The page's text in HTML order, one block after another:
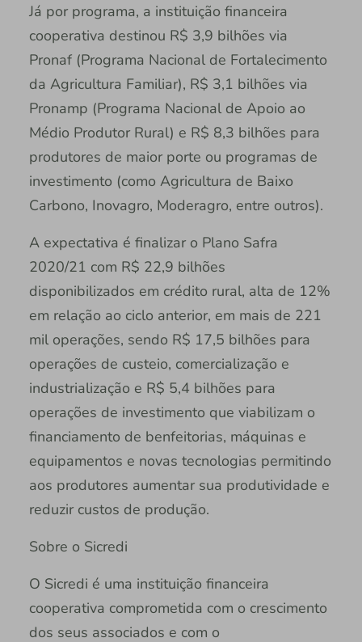
Já por programa, a instituição financeira
cooperativa destinou R$ 3,9 bilhões via
Pronaf (Programa Nacional de Fortalecimento
da Agricultura Familiar), R$ 3,1 bilhões via
Pronamp (Programa Nacional de Apoio ao
Médio Produtor Rural) e R$ 8,3 bilhões para
produtores de maior porte ou programas de
investimento (como Agricultura de Baixo
Carbono, Inovagro, Moderagro, entre outros).
A expectativa é finalizar o Plano Safra
2020/21 com R$ 22,9 bilhões
disponibilizados em crédito rural, alta de 12%
em relação ao ciclo anterior, em mais de 221
mil operações, sendo R$ 17,5 bilhões para
operações de custeio, comercialização e
industrialização e R$ 5,4 bilhões para
operações de investimento que viabilizam o
financiamento de benfeitorias, máquinas e
equipamentos e novas tecnologias permitindo
aos produtores aumentar sua produtividade e
reduzir custos de produção.
Sobre o Sicredi
O Sicredi é uma instituição financeira
cooperativa comprometida com o crescimento
dos seus associados e com o